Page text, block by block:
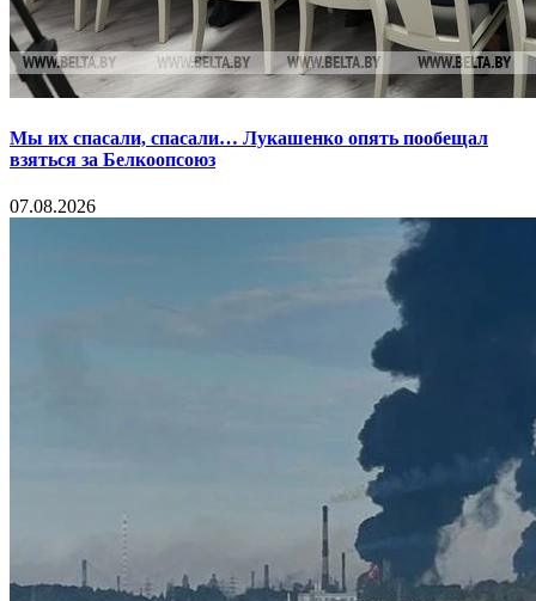
Мы их спасали, спасали… Лукашенко опять пообещал
взяться за Белкоопсоюз
07.08.2026